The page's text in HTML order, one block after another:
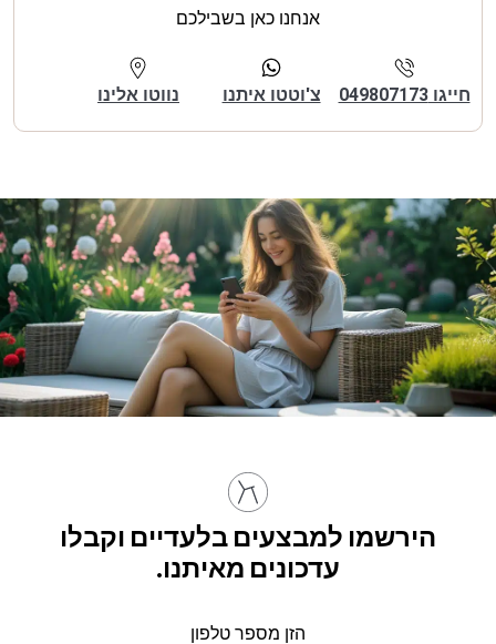
אנחנו כאן בשבילכם
חייגו 049807173 צ'וטטו איתנו נווטו אלינו
הירשמו למבצעים בלעדיים וקבלו
עדכונים מאיתנו.